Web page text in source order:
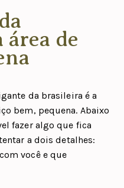
de
da brasileira é a
bem, pequena. Abaixo
fazer algo que fica
a dois detalhes:
você e que